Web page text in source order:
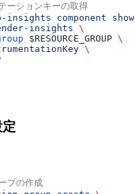
ーションキーの取得
insights component show
insights \
$RESOURCE_GROUP \
\
プの作成